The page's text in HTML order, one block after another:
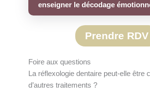
enseigner le décodage
Prendre RDV
Foire aux questions
La réflexologie dentaire peut-elle être
d’autres traitements ?